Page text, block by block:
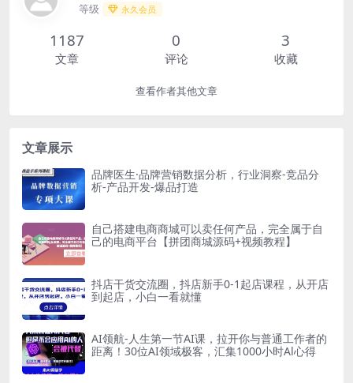
等级 永久会员
1187
文章
0
评论
3
收藏
查看作者其他文章
文章展示
品牌医生·品牌营销数据分析，行业洞察-竞品分
析-产品开发-爆品打造
自己搭建电商商城可以卖任何产品，完全属于自
己的电商平台【拼团商城源码+视频教程】
抖店干货交流圈，抖店新手0-1起店课程，从开店
到起店，小白一看就懂
AI领航-人生第一节AI课，拉开你与普通工作者的
距离！30位AI领域极客，汇集1000小时Al心得